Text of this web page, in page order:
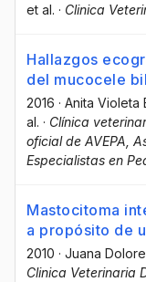
et al. · Clinica
Hallazgos
del mucocele
2016 · Anita Violeta
al. · Clínica
oficial de AVEPA,
Especialistas en
Mastocitoma
a propósito de
2010 · Juana
Clinica Veterinaria